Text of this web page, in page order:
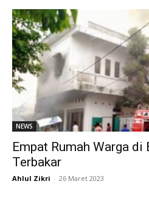
NEWS
Empat Rumah Warga
Terbakar
Ahlul Zikri - 26 Maret 2023